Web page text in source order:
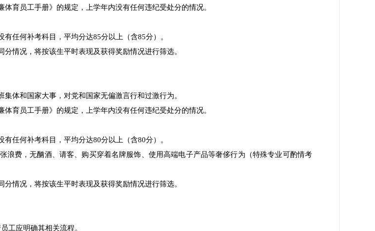
育员工手册》的规定，上学年内没有任何违纪受处分的情况。
任何补考科目，平均分达85分以上（含85分）。
情况，将按该生平时表现及获得奖励情况进行筛选。
体和国家大事，对党和国家无偏激言行和过激行为。
育员工手册》的规定，上学年内没有任何违纪受处分的情况。
任何补考科目，平均分达80分以上（含80分）。
浪费，无酗酒、请客、购买穿着名牌服饰、使用高端电子产品等奢侈行为（特殊专业可酌情考
情况，将按该生平时表现及获得奖励情况进行筛选。
工应明确其相关流程。